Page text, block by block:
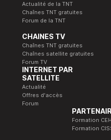
Actualité de la TNT
Chaînes TNT gratuites
Forum de la TNT
CHAINES TV
Chaînes TNT gratuites
Chaînes satellite gratuites
Forum TV
INTERNET PAR
SATELLITE
Actualité
Offres d'accès
Forum
Formation CEH
Formation